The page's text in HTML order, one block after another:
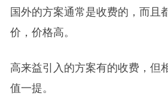
国外的方案通常是收费的，而且
价，价格高。
高来益引入的方案有的收费，但
值一提。